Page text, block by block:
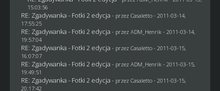
15:03:56
RE: Zgadywanka - Fotki 2 edycja - przez Casaletto- 2011-03-14,
17:55:25
RE: Zgadywanka - Fotki 2 edycja - przez ADM_Henrik - 2011-03-14,
19:57:04
RE: Zgadywanka - Fotki 2 edycja - przez Casaletto- 2011-03-15,
16:07:07
RE: Zgadywanka - Fotki 2 edycja - przez ADM_Henrik - 2011-03-15,
19:49:51
RE: Zgadywanka - Fotki 2 edycja - przez Casaletto- 2011-03-15,
20:17:42